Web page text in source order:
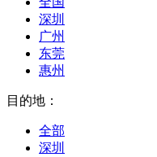
深圳
广州
东莞
惠州
目的地：
全部
深圳